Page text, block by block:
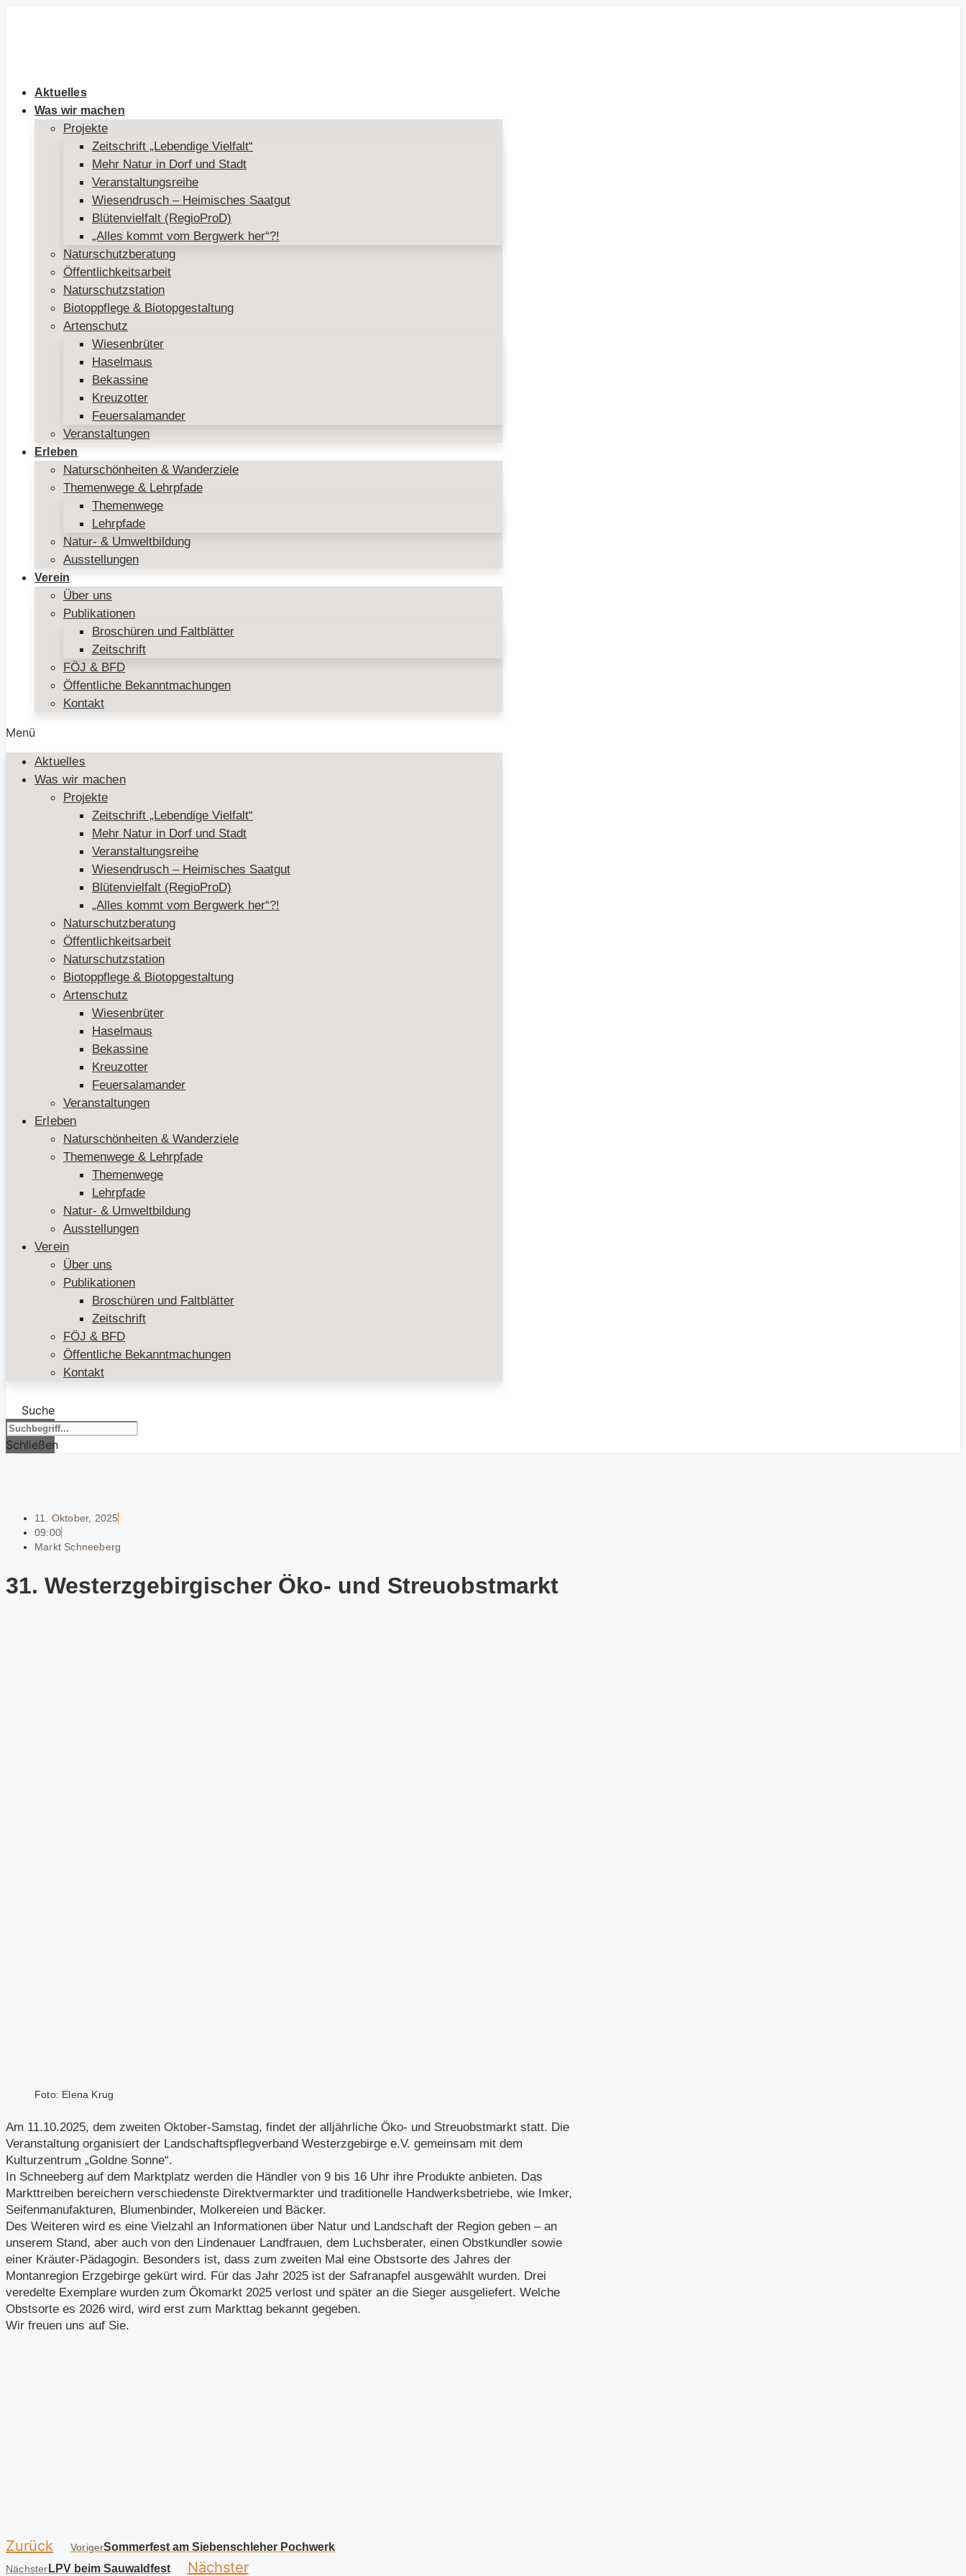
Aktuelles
Was wir machen
Projekte
Zeitschrift „Lebendige Vielfalt“
Mehr Natur in Dorf und Stadt
Veranstaltungsreihe
Wiesendrusch – Heimisches Saatgut
Blütenvielfalt (RegioProD)
„Alles kommt vom Bergwerk her“?!
Naturschutzberatung
Öffentlichkeitsarbeit
Naturschutzstation
Biotoppflege & Biotopgestaltung
Artenschutz
Wiesenbrüter
Haselmaus
Bekassine
Kreuzotter
Feuersalamander
Veranstaltungen
Erleben
Naturschönheiten & Wanderziele
Themenwege & Lehrpfade
Themenwege
Lehrpfade
Natur- & Umweltbildung
Ausstellungen
Verein
Über uns
Publikationen
Broschüren und Faltblätter
Zeitschrift
FÖJ & BFD
Öffentliche Bekanntmachungen
Kontakt
Menü
Aktuelles
Was wir machen
Projekte
Zeitschrift „Lebendige Vielfalt“
Mehr Natur in Dorf und Stadt
Veranstaltungsreihe
Wiesendrusch – Heimisches Saatgut
Blütenvielfalt (RegioProD)
„Alles kommt vom Bergwerk her“?!
Naturschutzberatung
Öffentlichkeitsarbeit
Naturschutzstation
Biotoppflege & Biotopgestaltung
Artenschutz
Wiesenbrüter
Haselmaus
Bekassine
Kreuzotter
Feuersalamander
Veranstaltungen
Erleben
Naturschönheiten & Wanderziele
Themenwege & Lehrpfade
Themenwege
Lehrpfade
Natur- & Umweltbildung
Ausstellungen
Verein
Über uns
Publikationen
Broschüren und Faltblätter
Zeitschrift
FÖJ & BFD
Öffentliche Bekanntmachungen
Kontakt
Suche
Schließen
11. Oktober, 2025
09:00
Markt Schneeberg
31. Westerzgebirgischer Öko- und Streuobstmarkt
Foto: Elena Krug
Am 11.10.2025, dem zweiten Oktober-Samstag, findet der alljährliche Öko- und Streuobstmarkt statt. Die
Veranstaltung organisiert der Landschaftspflegverband Westerzgebirge e.V. gemeinsam mit dem
Kulturzentrum „Goldne Sonne“.
In Schneeberg auf dem Marktplatz werden die Händler von 9 bis 16 Uhr ihre Produkte anbieten. Das
Markttreiben bereichern verschiedenste Direktvermarkter und traditionelle Handwerksbetriebe, wie Imker,
Seifenmanufakturen, Blumenbinder, Molkereien und Bäcker.
Des Weiteren wird es eine Vielzahl an Informationen über Natur und Landschaft der Region geben – an
unserem Stand, aber auch von den Lindenauer Landfrauen, dem Luchsberater, einen Obstkundler sowie
einer Kräuter-Pädagogin. Besonders ist, dass zum zweiten Mal eine Obstsorte des Jahres der
Montanregion Erzgebirge gekürt wird. Für das Jahr 2025 ist der Safranapfel ausgewählt wurden. Drei
veredelte Exemplare wurden zum Ökomarkt 2025 verlost und später an die Sieger ausgeliefert. Welche
Obstsorte es 2026 wird, wird erst zum Markttag bekannt gegeben.
Wir freuen uns auf Sie.
Zurück VorigerSommerfest am Siebenschleher Pochwerk
Nächster LPV beim Sauwaldfest Nächster